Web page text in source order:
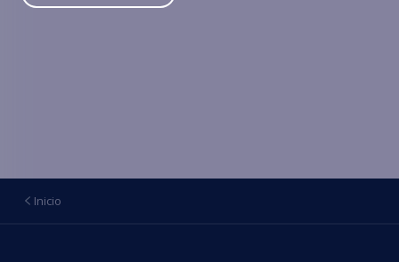
Inicio